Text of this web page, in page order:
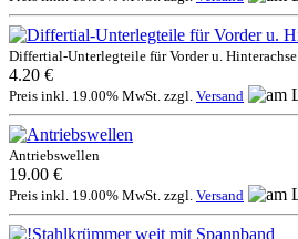
Differtial-Unterlegteile für Vorder u. Hinterachse
4.20 €
Preis inkl. 19.00% MwSt. zzgl. Versand
Antriebswellen
19.00 €
Preis inkl. 19.00% MwSt. zzgl. Versand